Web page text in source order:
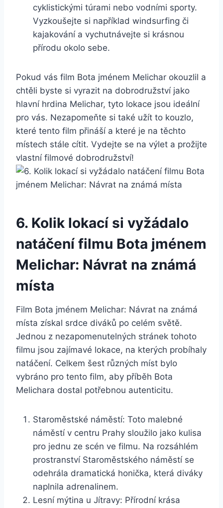
cyklistickými túrami​ nebo vodními sporty.
⁢Vyzkoušejte si například windsurfing ‌či
kajakování⁤ a‌ vychutnávejte si krásnou
přírodu okolo⁢ sebe.
Pokud vás film Bota jménem Melichar ‍okouzlil a
chtěli byste si vyrazit⁢ na dobrodružství jako
hlavní hrdina Melichar, tyto lokace⁣ jsou ideální
pro‌ vás. Nezapomeňte⁤ si také užít to kouzlo,
které tento film ⁤přináší a které je na těchto
místech stále cítit. Vydejte se na výlet a prožijte
vlastní filmové dobrodružství!
6. Kolik lokací​ si‍ vyžádalo
natáčení ⁢filmu Bota ⁢jménem
‍Melichar: ⁤Návrat na známá⁢
místa
Film Bota​ jménem Melichar: Návrat na známá
místa získal srdce diváků po celém ⁤světě.
Jednou z nezapomenutelných⁣ stránek tohoto
⁤filmu⁣ jsou zajímavé lokace,‍ na⁢ kterých probíhaly
natáčení.‌ Celkem šest různých míst ‌bylo​
vybráno pro tento film, aby příběh Bota​
Melichara dostal potřebnou autenticitu.
Staroměstské náměstí:​ Toto malebné
náměstí v‌ centru Prahy sloužilo jako ⁢kulisa
pro jednu ze scén ve filmu. Na rozsáhlém
prostranství Staroměstského náměstí se
odehrála dramatická​ honička, ‍která diváky
naplnila adrenalinem.
Lesní mýtina u Jítravy: Přírodní krása